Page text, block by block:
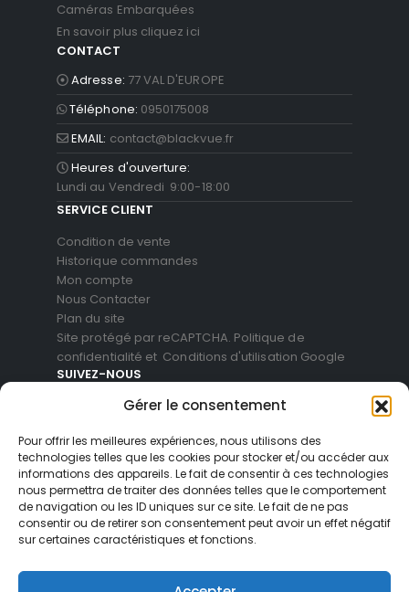
Gérer le consentement
Pour offrir les meilleures expériences, nous utilisons des
technologies telles que les cookies pour stocker et/ou accéder aux
informations des appareils. Le fait de consentir à ces technologies
nous permettra de traiter des données telles que le comportement
de navigation ou les ID uniques sur ce site. Le fait de ne pas
consentir ou de retirer son consentement peut avoir un effet négatif
sur certaines caractéristiques et fonctions.
Caméras Embarquées
En savoir plus cliquez ici
CONTACT
Adresse: 77 VAL D'EUROPE
Téléphone: 0950175008
EMAIL: contact@blackvue.fr
Heures d'ouverture:
Lundi au Vendredi 9:00-18:00
SERVICE CLIENT
Condition de vente
Historique commandes
Mon compte
Nous Contacter
Plan du site
Site protégé par reCAPTCHA. Politique de
confidentialité et Conditions d'utilisation Google
SUIVEZ-NOUS